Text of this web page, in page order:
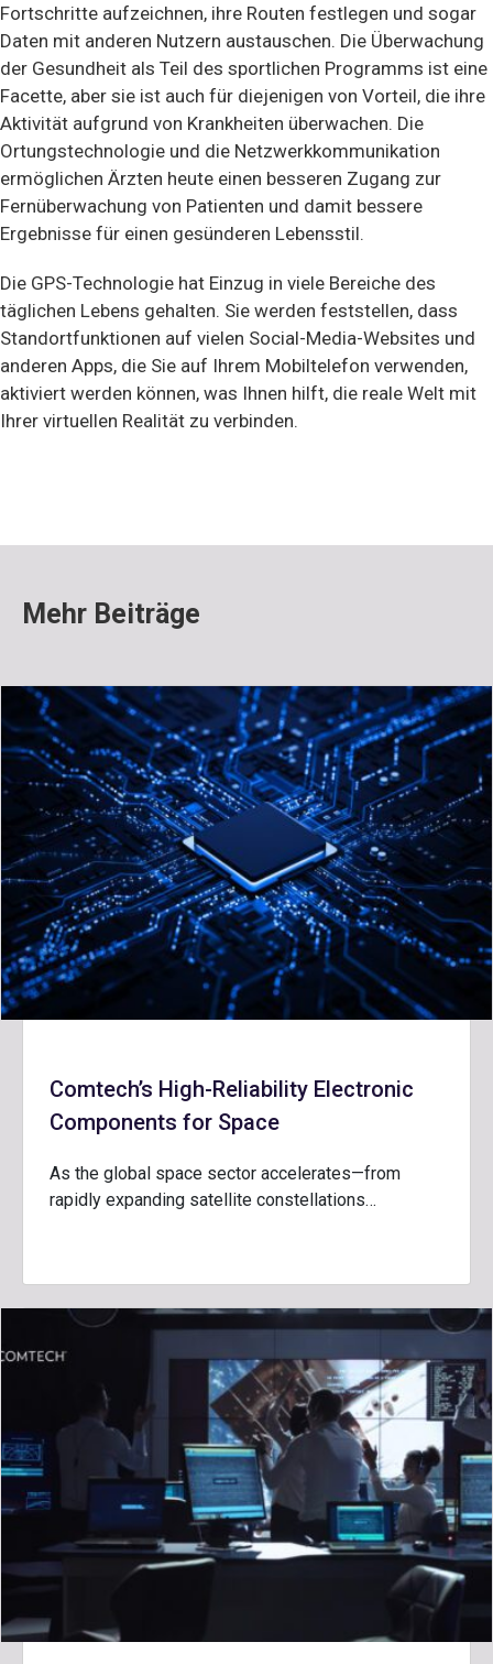
Fortschritte aufzeichnen, ihre Routen festlegen und sogar
Daten mit anderen Nutzern austauschen. Die Überwachung
der Gesundheit als Teil des sportlichen Programms ist eine
Facette, aber sie ist auch für diejenigen von Vorteil, die ihre
Aktivität aufgrund von Krankheiten überwachen. Die
Ortungstechnologie und die Netzwerkkommunikation
ermöglichen Ärzten heute einen besseren Zugang zur
Fernüberwachung von Patienten und damit bessere
Ergebnisse für einen gesünderen Lebensstil.
Die GPS-Technologie hat Einzug in viele Bereiche des
täglichen Lebens gehalten. Sie werden feststellen, dass
Standortfunktionen auf vielen Social-Media-Websites und
anderen Apps, die Sie auf Ihrem Mobiltelefon verwenden,
aktiviert werden können, was Ihnen hilft, die reale Welt mit
Ihrer virtuellen Realität zu verbinden.
Mehr Beiträge
Comtech’s High-Reliability Electronic
Components for Space
As the global space sector accelerates—from
rapidly expanding satellite constellations…